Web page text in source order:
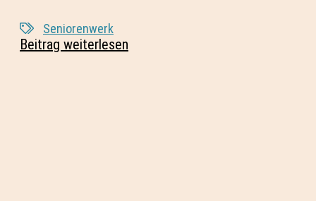
Seniorenwerk
Beitrag weiterlesen